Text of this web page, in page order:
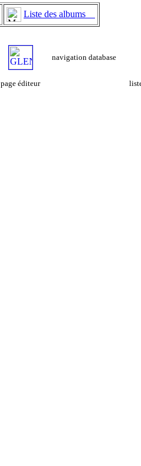
Liste des albums
navigation database
page éditeur